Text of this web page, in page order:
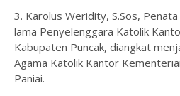
3. Karolus Weridity, S.Sos,
lama Penyelenggara Katolik
Kabupaten Puncak, diangkat
Agama Katolik Kantor
Paniai.